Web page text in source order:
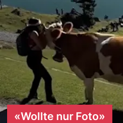
«Wollte nur Foto»